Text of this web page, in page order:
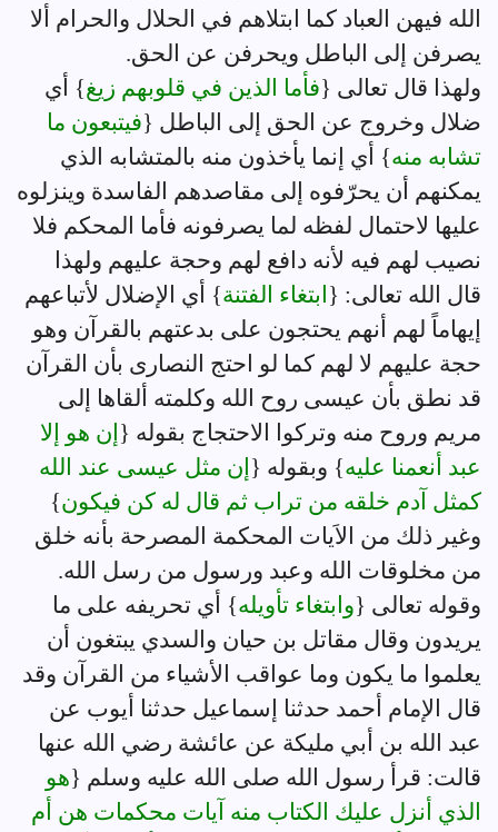
الله فيهن العباد كما ابتلاهم في الحلال والحرام ألا
يصرفن إلى الباطل ويحرفن عن الحق.
ولهذا قال تعالى {فأما الذين في قلوبهم زيغ} أي
ضلال وخروج عن الحق إلى الباطل {فيتبعون ما
تشابه منه} أي إنما يأخذون منه بالمتشابه الذي
يمكنهم أن يحرّفوه إلى مقاصدهم الفاسدة وينزلوه
عليها لاحتمال لفظه لما يصرفونه فأما المحكم فلا
نصيب لهم فيه لأنه دافع لهم وحجة عليهم ولهذا
قال الله تعالى: { ابتغاء الفتنة} أي الإضلال لأتباعهم
إيهاماً لهم أنهم يحتجون على بدعتهم بالقرآن وهو
حجة عليهم لا لهم كما لو احتج النصارى بأن القرآن
قد نطق بأن عيسى روح الله وكلمته ألقاها إلى
مريم وروح منه وتركوا الاحتجاج بقوله { إن هو إلا
عبد أنعمنا عليه} وبقوله { إن مثل عيسى عند الله
كمثل آدم خلقه من تراب ثم قال له كن فيكون}
وغير ذلك من الاَيات المحكمة المصرحة بأنه خلق
من مخلوقات الله وعبد ورسول من رسل الله.
وقوله تعالى {وابتغاء تأويله} أي تحريفه على ما
يريدون وقال مقاتل بن حيان والسدي يبتغون أن
يعلموا ما يكون وما عواقب الأشياء من القرآن وقد
قال الإمام أحمد حدثنا إسماعيل حدثنا أيوب عن
عبد الله بن أبي مليكة عن عائشة رضي الله عنها
قالت: قرأ رسول الله صلى الله عليه وسلم {هو
الذي أنزل عليك الكتاب منه آيات محكمات هن أم